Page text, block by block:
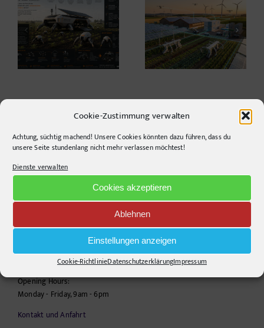
Cookie-Zustimmung verwalten
Achtung, süchtig machend! Unsere Cookies könnten dazu führen, dass du
unsere Seite stundenlang nicht mehr verlassen möchtest!
Dienste verwalten
Cookies akzeptieren
Ablehnen
Einstellungen anzeigen
Cookie-RichtlinieDatenschutzerklärungImpressum
Warum die
Energiewende auf
dem Acker nicht im
Motorraum beginnt
Agrarwelt 2035 –
Landwirtschaft nach
dem Wendepunkt*
CONTACT INFO
10555Berlin
+49306860203
info@pr-ide.de
Opening Hours:
Monday - Friday, 9am - 6pm
Kontakt und Anfahrt